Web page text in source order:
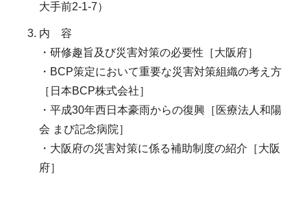
大手前2-1-7）
内 容
・研修趣旨及び災害対策の必要性［大阪府］
・BCP策定において重要な災害対策組織の考え方
［日本BCP株式会社］
・平成30年西日本豪雨からの復興［医療法人和陽
会 まび記念病院］
・大阪府の災害対策に係る補助制度の紹介［大阪
府］